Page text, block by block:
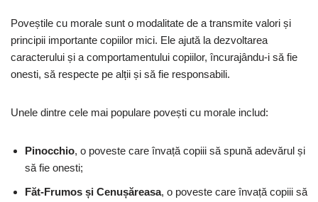
Poveștile cu morale sunt o modalitate de a transmite valori și
principii importante copiilor mici. Ele ajută la dezvoltarea
caracterului și a comportamentului copiilor, încurajându-i să fie
onesti, să respecte pe alții și să fie responsabili.
Unele dintre cele mai populare povești cu morale includ:
Pinocchio, o poveste care învață copiii să spună adevărul și
să fie onesti;
Făt-Frumos și Cenușăreasa, o poveste care învață copiii să